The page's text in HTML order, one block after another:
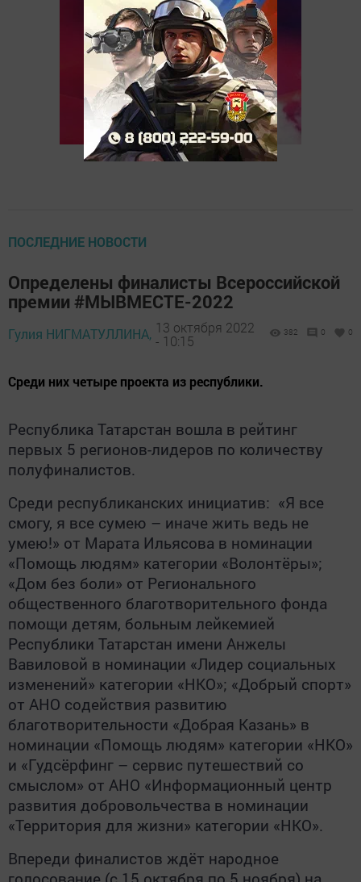
ПОСЛЕДНИЕ НОВОСТИ
Определены финалисты Всероссийской
премии #МЫВМЕСТЕ-2022
Гулия НИГМАТУЛЛИНА, 13 октября 2022
- 10:15
382 0 0
Среди них четыре проекта из республики.
Республика Татарстан вошла в рейтинг
первых 5 регионов-лидеров по количеству
полуфиналистов.
Среди республиканских инициатив: «Я все
смогу, я все сумею – иначе жить ведь не
умею!» от Марата Ильясова в номинации
«Помощь людям» категории «Волонтёры»;
«Дом без боли» от Регионального
общественного благотворительного фонда
помощи детям, больным лейкемией
Республики Татарстан имени Анжелы
Вавиловой в номинации «Лидер социальных
изменений» категории «НКО»; «Добрый спорт»
от АНО содействия развитию
благотворительности «Добрая Казань» в
номинации «Помощь людям» категории «НКО»
и «Гудсёрфинг – сервис путешествий со
смыслом» от АНО «Информационный центр
развития добровольчества в номинации
«Территория для жизни» категории «НКО».
Впереди финалистов ждёт народное